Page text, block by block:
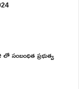
సంబంధిత ప్రభుత్వ